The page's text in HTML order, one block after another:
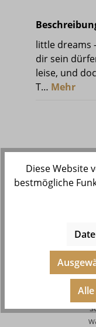
little dreams
dir sein
leise, und
T… Mehr
auch
Karat
oder
Diese Website
bestmögliche